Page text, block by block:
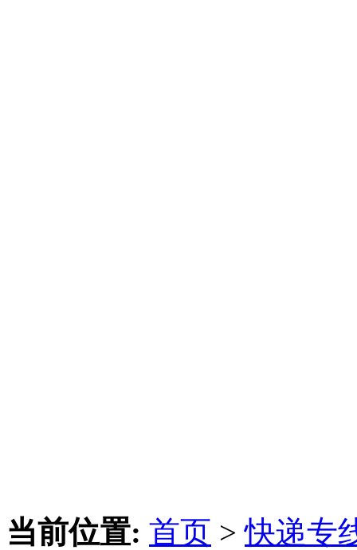
当前位置: 首页 >快递专